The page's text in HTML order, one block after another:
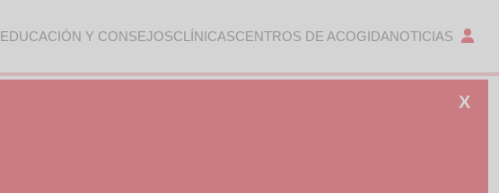
EDUCACIÓN Y CONSEJOSCLÍNICASCENTROS DE ACOGIDANOTICIAS
X